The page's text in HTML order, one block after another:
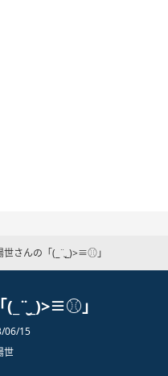
世さんの「(_¨̮_)>≡⚾️」
」
06/15
世